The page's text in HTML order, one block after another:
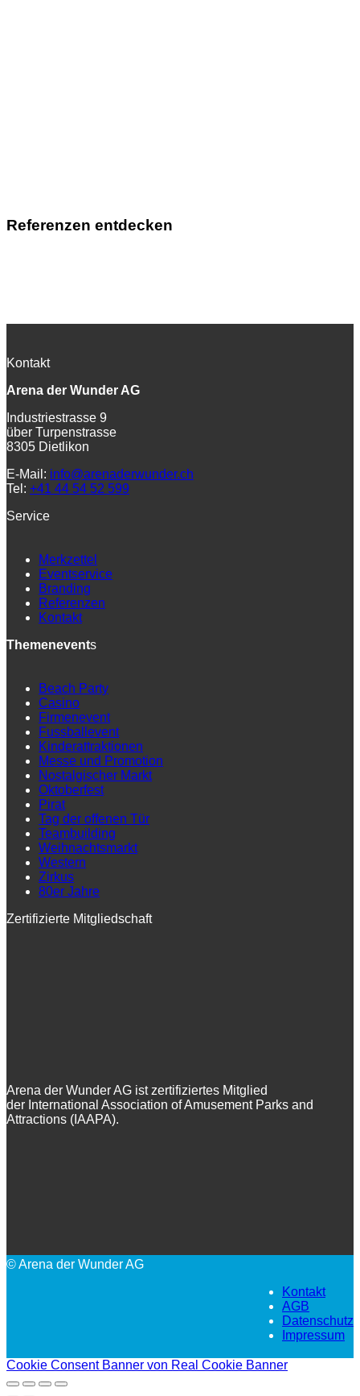
Referenzen entdecken
Kontakt
Arena der Wunder AG
Industriestrasse 9
über Turpenstrasse
8305 Dietlikon
E-Mail: info@arenaderwunder.ch
Tel: +41 44 54 52 599
Service
Merkzettel
Eventservice
Branding
Referenzen
Kontakt
Themenevents
Beach Party
Casino
Firmenevent
Fussballevent
Kinderattraktionen
Messe und Promotion
Nostalgischer Markt
Oktoberfest
Pirat
Tag der offenen Tür
Teambuilding
Weihnachtsmarkt
Western
Zirkus
80er Jahre
Zertifizierte Mitgliedschaft
Arena der Wunder AG ist zertifiziertes Mitglied
der International Association of Amusement Parks and
Attractions (IAAPA).
© Arena der Wunder AG
Kontakt
AGB
Datenschutz
Impressum
Cookie Consent Banner von Real Cookie Banner